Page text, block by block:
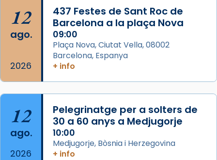
Foto
View on Facebook · Share
12
ago.
2026
437 Festes de Sant Roc de
Barcelona a la plaça Nova
09:00
Plaça Nova, Ciutat Vella, 08002
Barcelona, Espanya
+ info
12
ago.
2026
Pelegrinatge per a solters de
30 a 60 anys a Medjugorje
10:00
Medjugorje, Bòsnia i Herzegovina
+ info